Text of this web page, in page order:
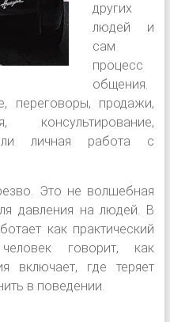
других
людей и
сам
процесс
общения.
переговоры, продажи,
консультирование,
личная работа с
Это не волшебная
давления на людей. В
как практический
говорит, как
включает, где теряет
в поведении.